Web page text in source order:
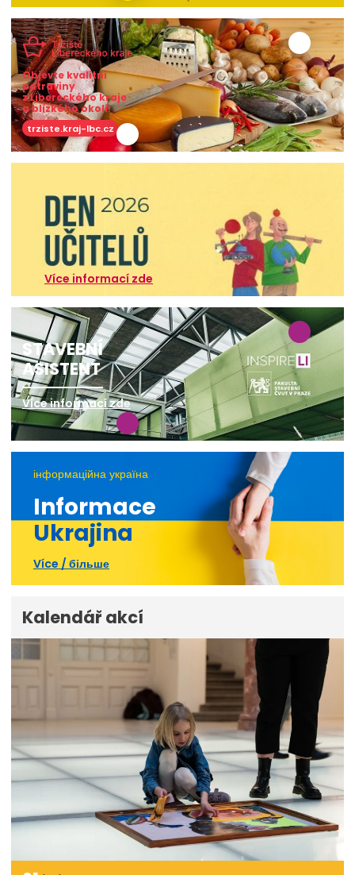
Objevte kvalitní
potraviny
z Libereckého kraje
a blízkého okolí!
trziste.kraj-lbc.cz
Více informací zde
STAVEBNÍ
ASISTENT
Více informací zde
інформаційна україна
Informace
Ukrajina
Více / більше
Kalendář akcí